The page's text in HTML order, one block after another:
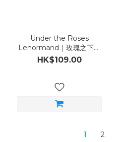
Under the Roses
Lenormand｜玫瑰之下雷
諾曼
HK$109.00
1 2